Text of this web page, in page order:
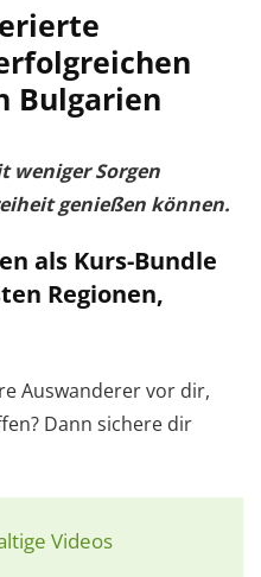
Bulgarien
weniger Sorgen
genießen können.
als Kurs-Bundle
Regionen,
Auswanderer vor dir,
Dann sichere dir
Videos